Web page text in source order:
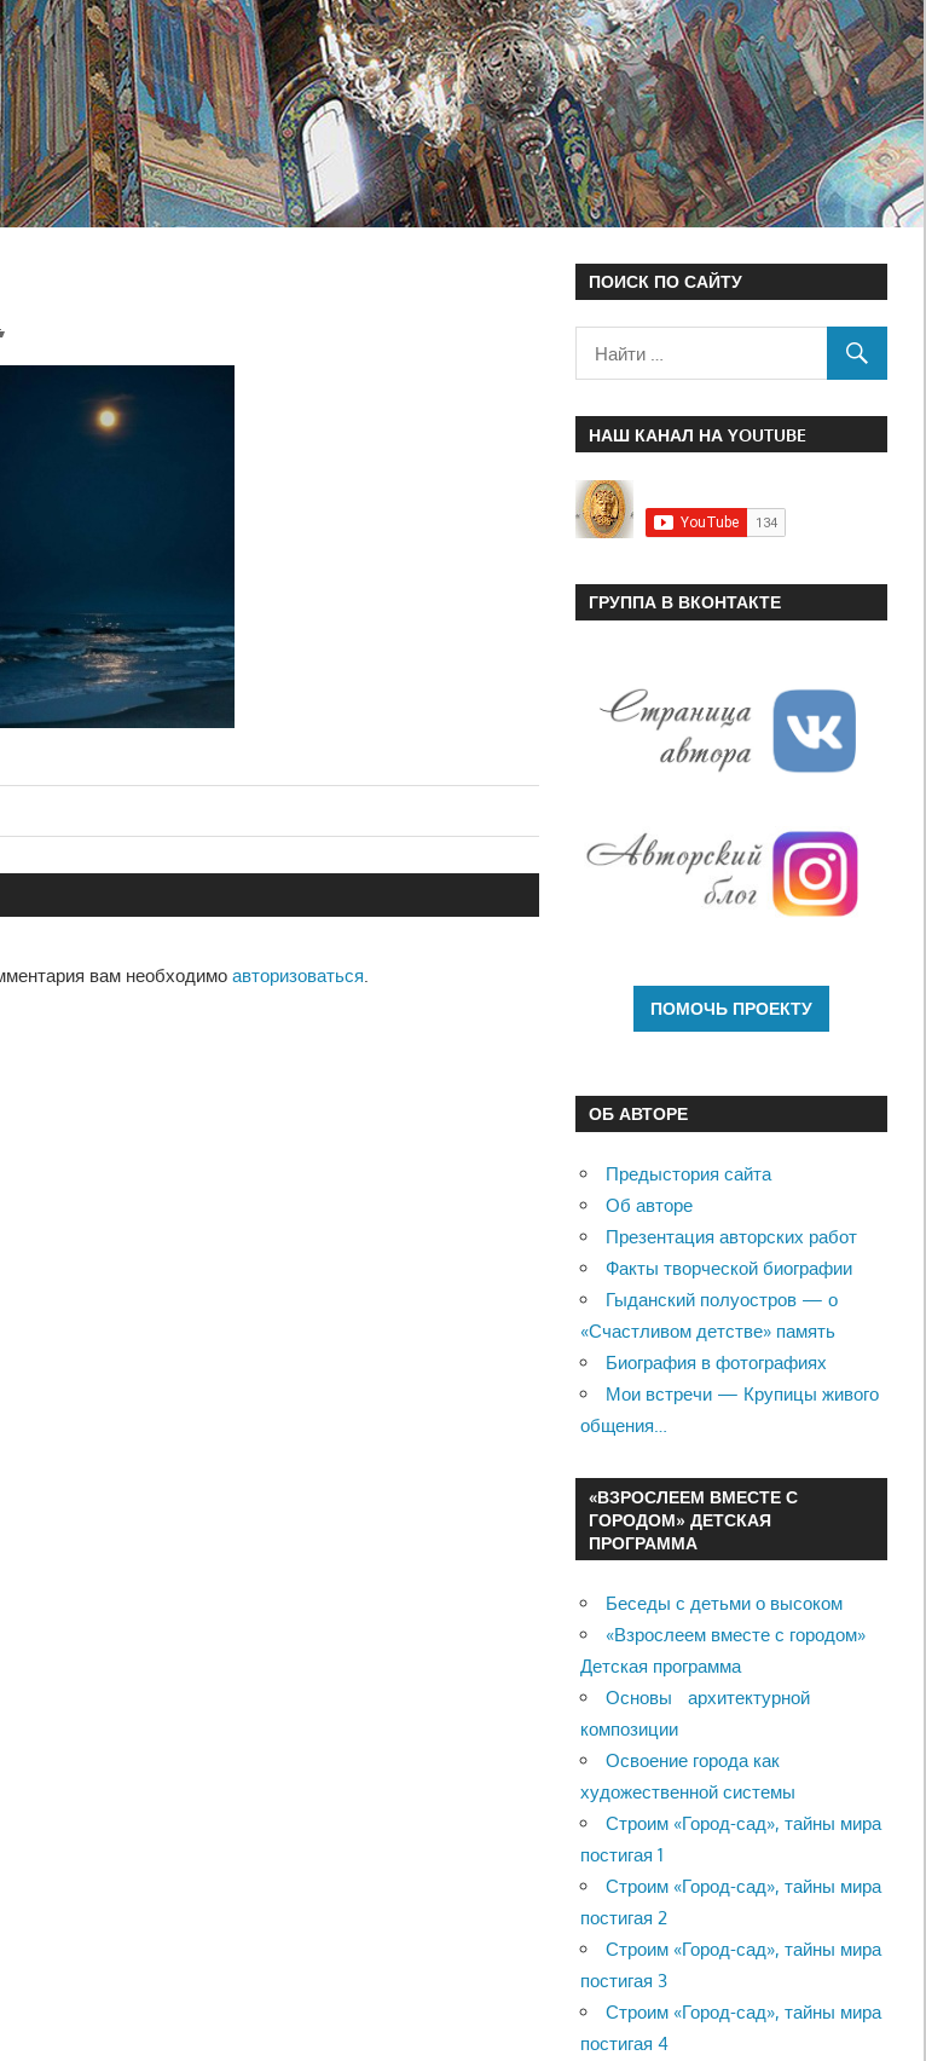
вам необходимо авторизоваться.
ПОИСК ПО САЙТУ
НАШ КАНАЛ НА YOUTUBE
ГРУППА В ВКОНТАКТЕ
ОБ АВТОРЕ
Предыстория сайта
Об авторе
Презентация авторских работ
Факты творческой биографии
Гыданский полуостров — о
«Счастливом детстве» память
Биография в фотографиях
Мои встречи — Крупицы живого
общения…
«ВЗРОСЛЕЕМ ВМЕСТЕ С
ГОРОДОМ» ДЕТСКАЯ
ПРОГРАММА
Беседы с детьми о высоком
«Взрослеем вместе с городом»
Детская программа
Основы архитектурной
композиции
Освоение города как
художественной системы
Строим «Город-сад», тайны мира
постигая 1
Строим «Город-сад», тайны мира
постигая 2
Строим «Город-сад», тайны мира
постигая 3
Строим «Город-сад», тайны мира
постигая 4